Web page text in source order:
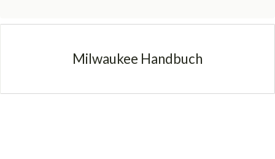
Milwaukee Handbuch